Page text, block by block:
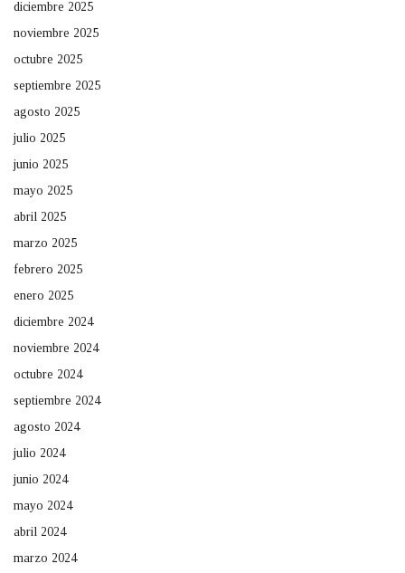
diciembre 2025
noviembre 2025
octubre 2025
septiembre 2025
agosto 2025
julio 2025
junio 2025
mayo 2025
abril 2025
marzo 2025
febrero 2025
enero 2025
diciembre 2024
noviembre 2024
octubre 2024
septiembre 2024
agosto 2024
julio 2024
junio 2024
mayo 2024
abril 2024
marzo 2024